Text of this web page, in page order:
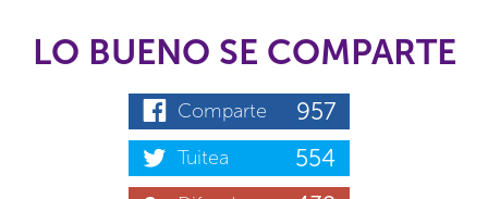
LO BUENO SE COMPARTE
Comparte 957
Tuitea 554